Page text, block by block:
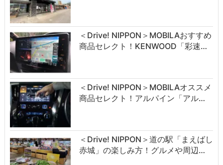
＜Drive! NIPPON＞MOBILAおすすめ
商品セレクト！KENWOOD「彩速…
＜Drive! NIPPON＞MOBILAオススメ
商品セレクト！アルパイン「アル…
＜Drive! NIPPON＞道の駅「まえばし
赤城」の楽しみ方！グルメや周辺…